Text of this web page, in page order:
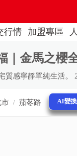
行情 加盟專區
｜金馬之櫻
市 茄苳路 AI變